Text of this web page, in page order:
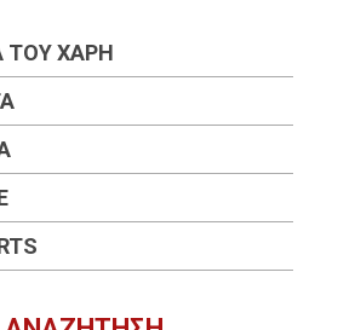
ΤΟΥ ΧΆΡΗ